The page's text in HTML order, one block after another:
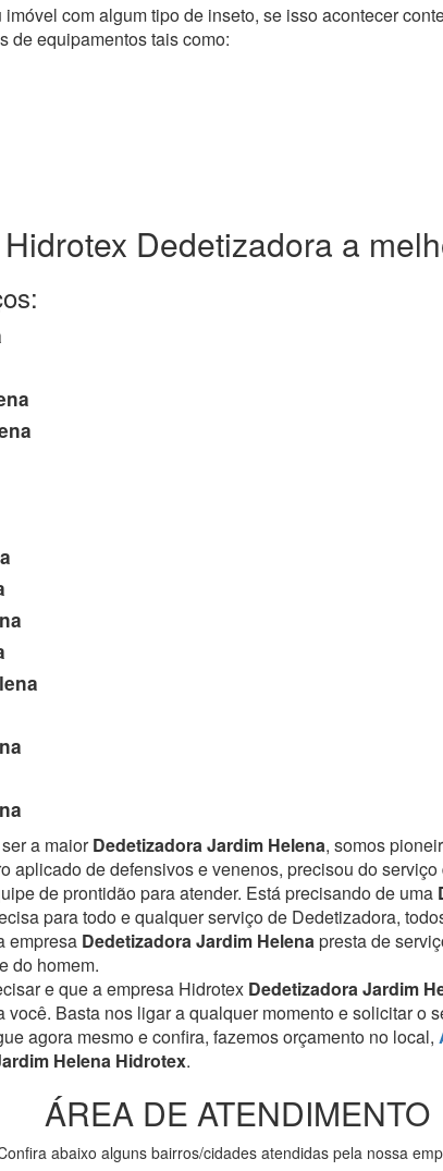
com algum tipo de inseto, se isso acontecer
de equipamentos tais como:
Hidrotex Dedetizadora a
a maiorDedetizadora Jardim Helena, somos
aplicado de defensivos e venenos, precisou do
de prontidão para atender. Está precisando de uma
para todo e qualquer serviço de Dedetizadora,
empresa Dedetizadora Jardim Helenapresta de
do homem.
e que a empresa Hidrotex Dedetizadora Jardim
Basta nos ligar a qualquer momento e solicitar o
agora mesmo e confira, fazemos orçamento no local,
Helena Hidrotex.
ÁREA DE ATENDIMENTO
abaixo alguns bairros/cidades atendidas pela nossa